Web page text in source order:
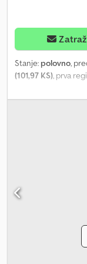
04.2027 Stanje
Štete: nema Broj
243 € mesečno
uslova, obratite se.
Stanje: polovno,
(101,97 KS), prva
emisioni razred:
ABS,
oprema: Vazdušni
„Techno“ paket,
električnim
multifunkcionalnim
osetljivim na dodir
pozadi Dsdszpy U
za vozača,
podešavanjem i
bez stakla,